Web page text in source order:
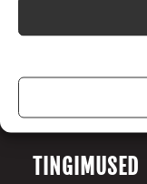
Surfiblogi
Kontakt
TINGIMUSED